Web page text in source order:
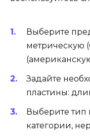
Выберите
метрическую
Задайте
пластины:
Выберите тип
категории,